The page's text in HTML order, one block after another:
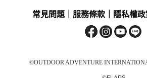
常見問題 服務條款 隱私權
©OUTDOOR ADVENTURE